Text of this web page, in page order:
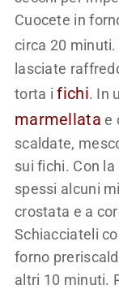
Cuocete in
circa 20
lasciate
torta ifichi. In
marmellata e
scaldate,
sui fichi. Con
spessi alcuni
crostata e a
Schiacciateli
forno
altri 10 minuti.